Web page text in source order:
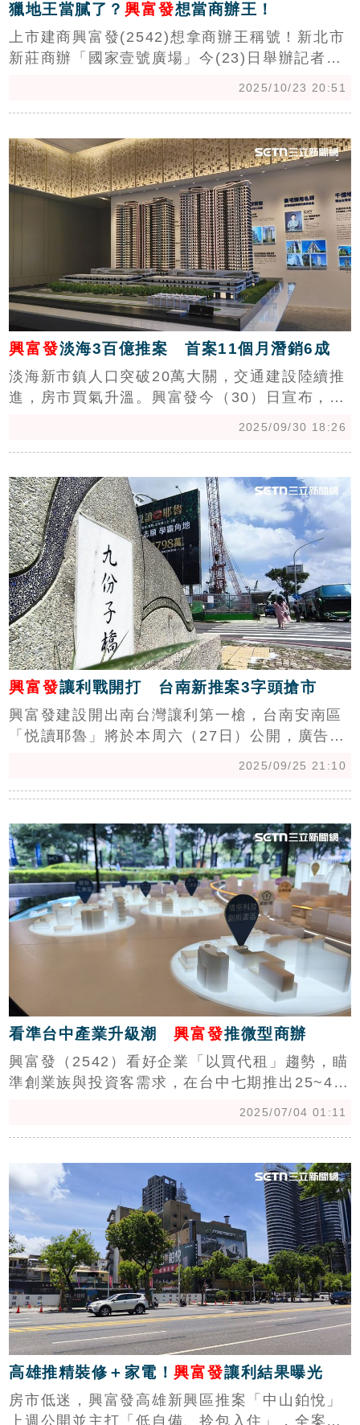
獵地王當膩了？ 興富發想當商辦王！
上市建商興富發(2542)想拿商辦王稱號！新北市
新莊商辦「國家壹號廣場」今(23)日舉辦記者
帆）
2025/10/23 20:51
興富發淡海3百億推案 首案11個月潛銷6成
淡海新市鎮人口突破20萬大關，交通建設陸續推
進，房市買氣升溫。興富發今（30）日宣布，正
2025/09/30 18:26
興富發讓利戰開打 台南新推案3字頭搶市
興富發建設開出南台灣讓利第一槍，台南安南區
「悦讀耶魯」將於本周六（27日）公開，廣告戶
住客。(陳韋帆)
2025/09/25 21:10
看準台中產業升級潮興富發推微型商辦
興富發（2542）看好企業「以買代租」趨勢，瞄
準創業族與投資客需求，在台中七期推出25~48
就是企業名片，微型商辦不僅能節稅、穩定財
務，更有助於長期經營，進一步成為創業與企業
升級的重要選擇。（陳韋帆）
2025/07/04 01:11
高雄推精裝修＋家電！興富發讓利結果曝光
房市低迷，興富發高雄新興區推案「中山鉑悅」
上週公開並主打「低自備、拎包入住」，全案附